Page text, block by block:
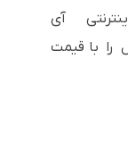
آی
را با قیمت